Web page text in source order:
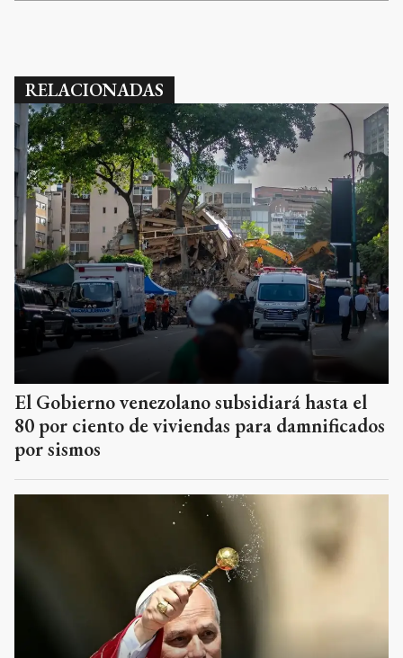
RELACIONADAS
El Gobierno venezolano subsidiará hasta el
80 por ciento de viviendas para damnificados
por sismos